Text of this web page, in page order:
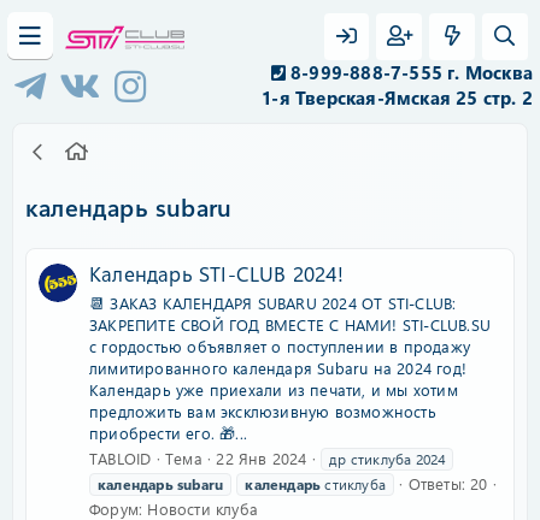
8-999-888-7-555 г. Москва
1-я Тверская-Ямская 25 стр. 2
календарь subaru
Календарь STI-CLUB 2024!
📆 ЗАКАЗ КАЛЕНДАРЯ SUBARU 2024 ОТ STI-CLUB:
ЗАКРЕПИТЕ СВОЙ ГОД ВМЕСТЕ С НАМИ! STI-CLUB.SU
с гордостью объявляет о поступлении в продажу
лимитированного календаря Subaru на 2024 год!
Календарь уже приехали из печати, и мы хотим
предложить вам эксклюзивную возможность
приобрести его. 🎁...
TABLOID
Тема 22 Янв 2024
др стиклуба 2024
календарь subaru календарьстиклуба
Ответы: 20
Форум: Новости клуба